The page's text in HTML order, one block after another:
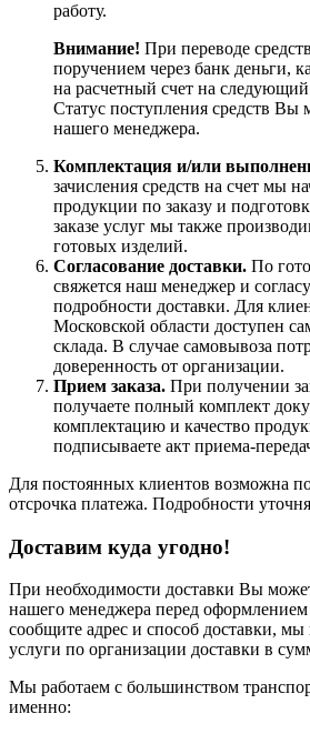
работу.
Внимание! При переводе
поручением через банк деньги,
на расчетный счет на
Статус поступления средств Вы
нашего менеджера.
Комплектация и/или
зачисления средств на счет мы
продукции по заказу и
заказе услуг мы также
готовых изделий.
Согласование доставки. По
свяжется наш менеджер и
подробности доставки. Для
Московской области доступен
склада. В случае самовывоза
доверенность от организации.
Прием заказа. При получении
получаете полный комплект
комплектацию и качество
подписываете акт приема-
Для постоянных клиентов возможна
отсрочка платежа. Подробности
Доставим куда угодно!
При необходимости доставки Вы
нашего менеджера перед оформлением
сообщите адрес и способ доставки,
услуги по организации доставки в
Мы работаем с большинством
именно: